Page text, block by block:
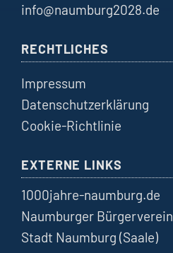
info@naumburg2028.de
RECHTLICHES
Impressum
Datenschutzerklärung
Cookie-Richtlinie
EXTERNE LINKS
1000jahre-naumburg.de
Naumburger Bürgerverein
Stadt Naumburg (Saale)